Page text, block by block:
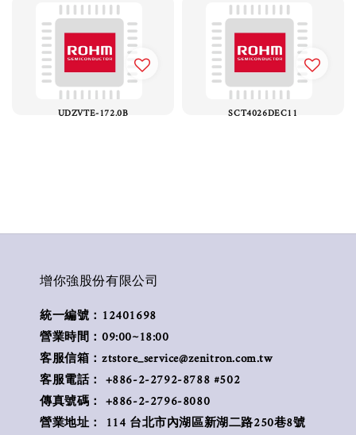
UDZVTE-172.0B SCT4026DEC11
增你強股份有限公司
統一編號：12401698
營業時間：09:00~18:00
客服信箱：ztstore_service@zenitron.com.tw
客服電話： +886-2-2792-8788 #502
傳真號碼： +886-2-2796-8080
營業地址： 114 台北市內湖區新湖二路250巷8號